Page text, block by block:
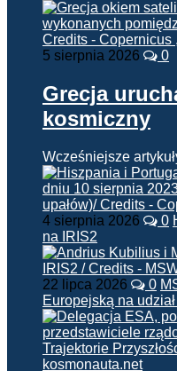
5 sierpnia 2026 0
Grecja
kosmiczny
Wcześniejsze
4 sierpnia 2026 0
na IRIS2
22 lipca 2026 0
Europejską na